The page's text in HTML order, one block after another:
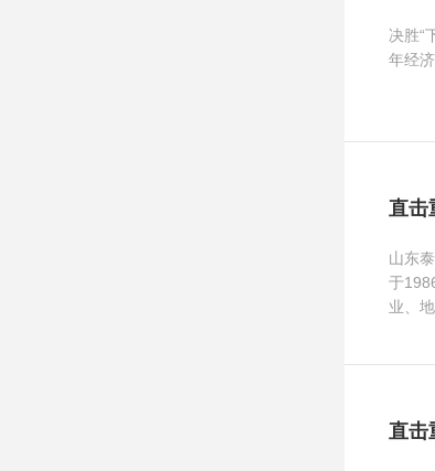
决胜“
年经
直击
山东
于
业、
直击